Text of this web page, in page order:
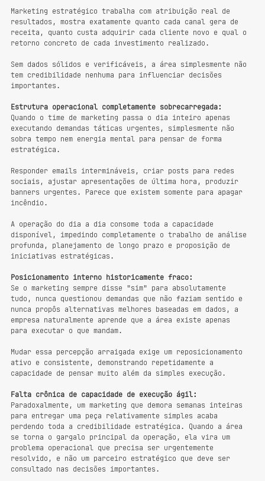
Marketing estratégico trabalha com atribuição real de
resultados, mostra exatamente quanto cada canal gera de
receita, quanto custa adquirir cada cliente novo e qual o
retorno concreto de cada investimento realizado.
Sem dados sólidos e verificáveis, a área simplesmente não
tem credibilidade nenhuma para influenciar decisões
importantes.
Estrutura operacional completamente sobrecarregada:
Quando o time de marketing passa o dia inteiro apenas
executando demandas táticas urgentes, simplesmente não
sobra tempo nem energia mental para pensar de forma
estratégica.
Responder emails intermináveis, criar posts para redes
sociais, ajustar apresentações de última hora, produzir
banners urgentes. Parece que existem somente para apagar
incêndio.
A operação do dia a dia consome toda a capacidade
disponível, impedindo completamente o trabalho de análise
profunda, planejamento de longo prazo e proposição de
iniciativas estratégicas.
Posicionamento interno historicamente fraco:
Se o marketing sempre disse "sim" para absolutamente
tudo, nunca questionou demandas que não faziam sentido e
nunca propôs alternativas melhores baseadas em dados, a
empresa naturalmente aprende que a área existe apenas
para executar o que mandam.
Mudar essa percepção arraigada exige um reposicionamento
ativo e consistente, demonstrando repetidamente a
capacidade de pensar muito além da simples execução.
Falta crônica de capacidade de execução ágil:
Paradoxalmente, um marketing que demora semanas inteiras
para entregar uma peça relativamente simples acaba
perdendo toda a credibilidade estratégica. Quando a área
se torna o gargalo principal da operação, ela vira um
problema operacional que precisa ser urgentemente
resolvido, e não um parceiro estratégico que deve ser
consultado nas decisões importantes.